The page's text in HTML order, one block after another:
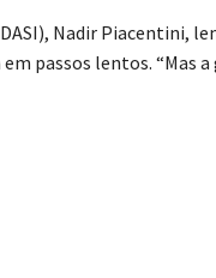
Nadir Piacentini,
passos lentos. “Mas a